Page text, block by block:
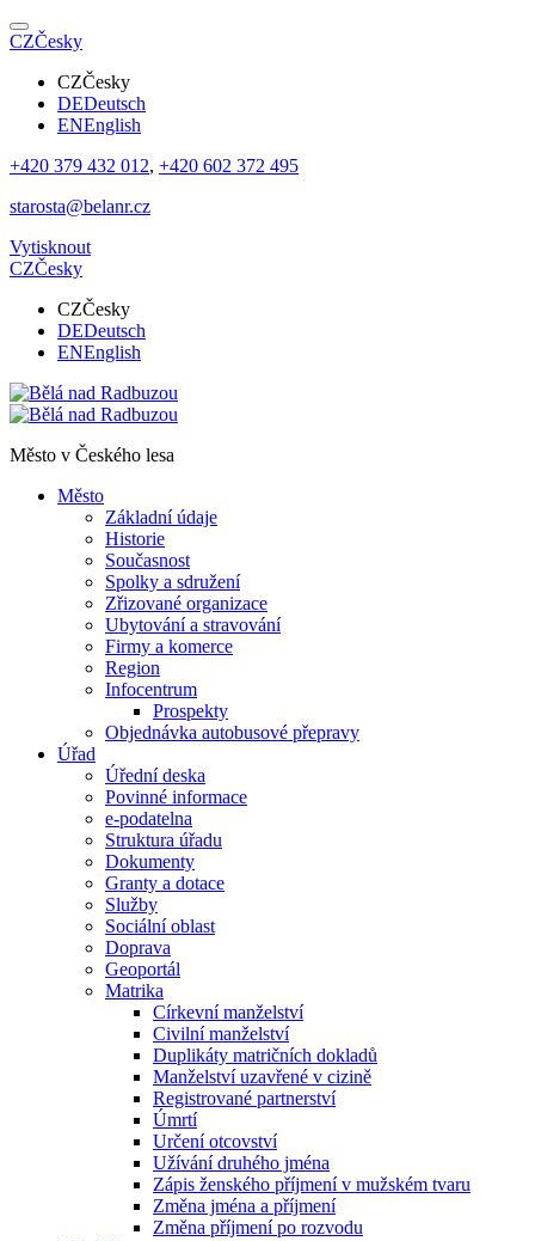
CZČesky
CZČesky
DEDeutsch
ENEnglish
+420 379 432 012, +420 602 372 495
starosta@belanr.cz
Vytisknout
CZČesky
CZČesky
DEDeutsch
ENEnglish
Město v Českého lesa
Město
Základní údaje
Historie
Současnost
Spolky a sdružení
Zřizované organizace
Ubytování a stravování
Firmy a komerce
Region
Infocentrum
Prospekty
Objednávka autobusové přepravy
Úřad
Úřední deska
Povinné informace
e-podatelna
Struktura úřadu
Dokumenty
Granty a dotace
Služby
Sociální oblast
Doprava
Geoportál
Matrika
Církevní manželství
Civilní manželství
Duplikáty matričních dokladů
Manželství uzavřené v cizině
Registrované partnerství
Úmrtí
Určení otcovství
Užívání druhého jména
Zápis ženského příjmení v mužském tvaru
Změna jména a příjmení
Změna příjmení po rozvodu